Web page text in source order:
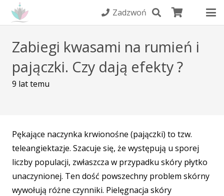
Zadzwoń
Zabiegi kwasami na rumień i
pajączki. Czy dają efekty ?
9 lat temu
Pękające naczynka krwionośne (pajączki) to tzw.
teleangiektazje. Szacuje się, że występują u sporej
liczby populacji, zwłaszcza w przypadku skóry płytko
unaczynionej. Ten dość powszechny problem skórny
wywołują różne czynniki. Pielęgnacja skóry